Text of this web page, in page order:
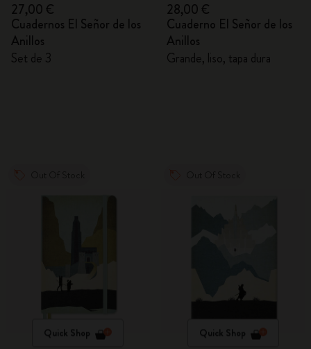
27,00 €
Cuadernos El Señor de los
Anillos
Set de 3
28,00 €
Cuaderno El Señor de los
Anillos
Grande, liso, tapa dura
Quick Shop Quick Shop